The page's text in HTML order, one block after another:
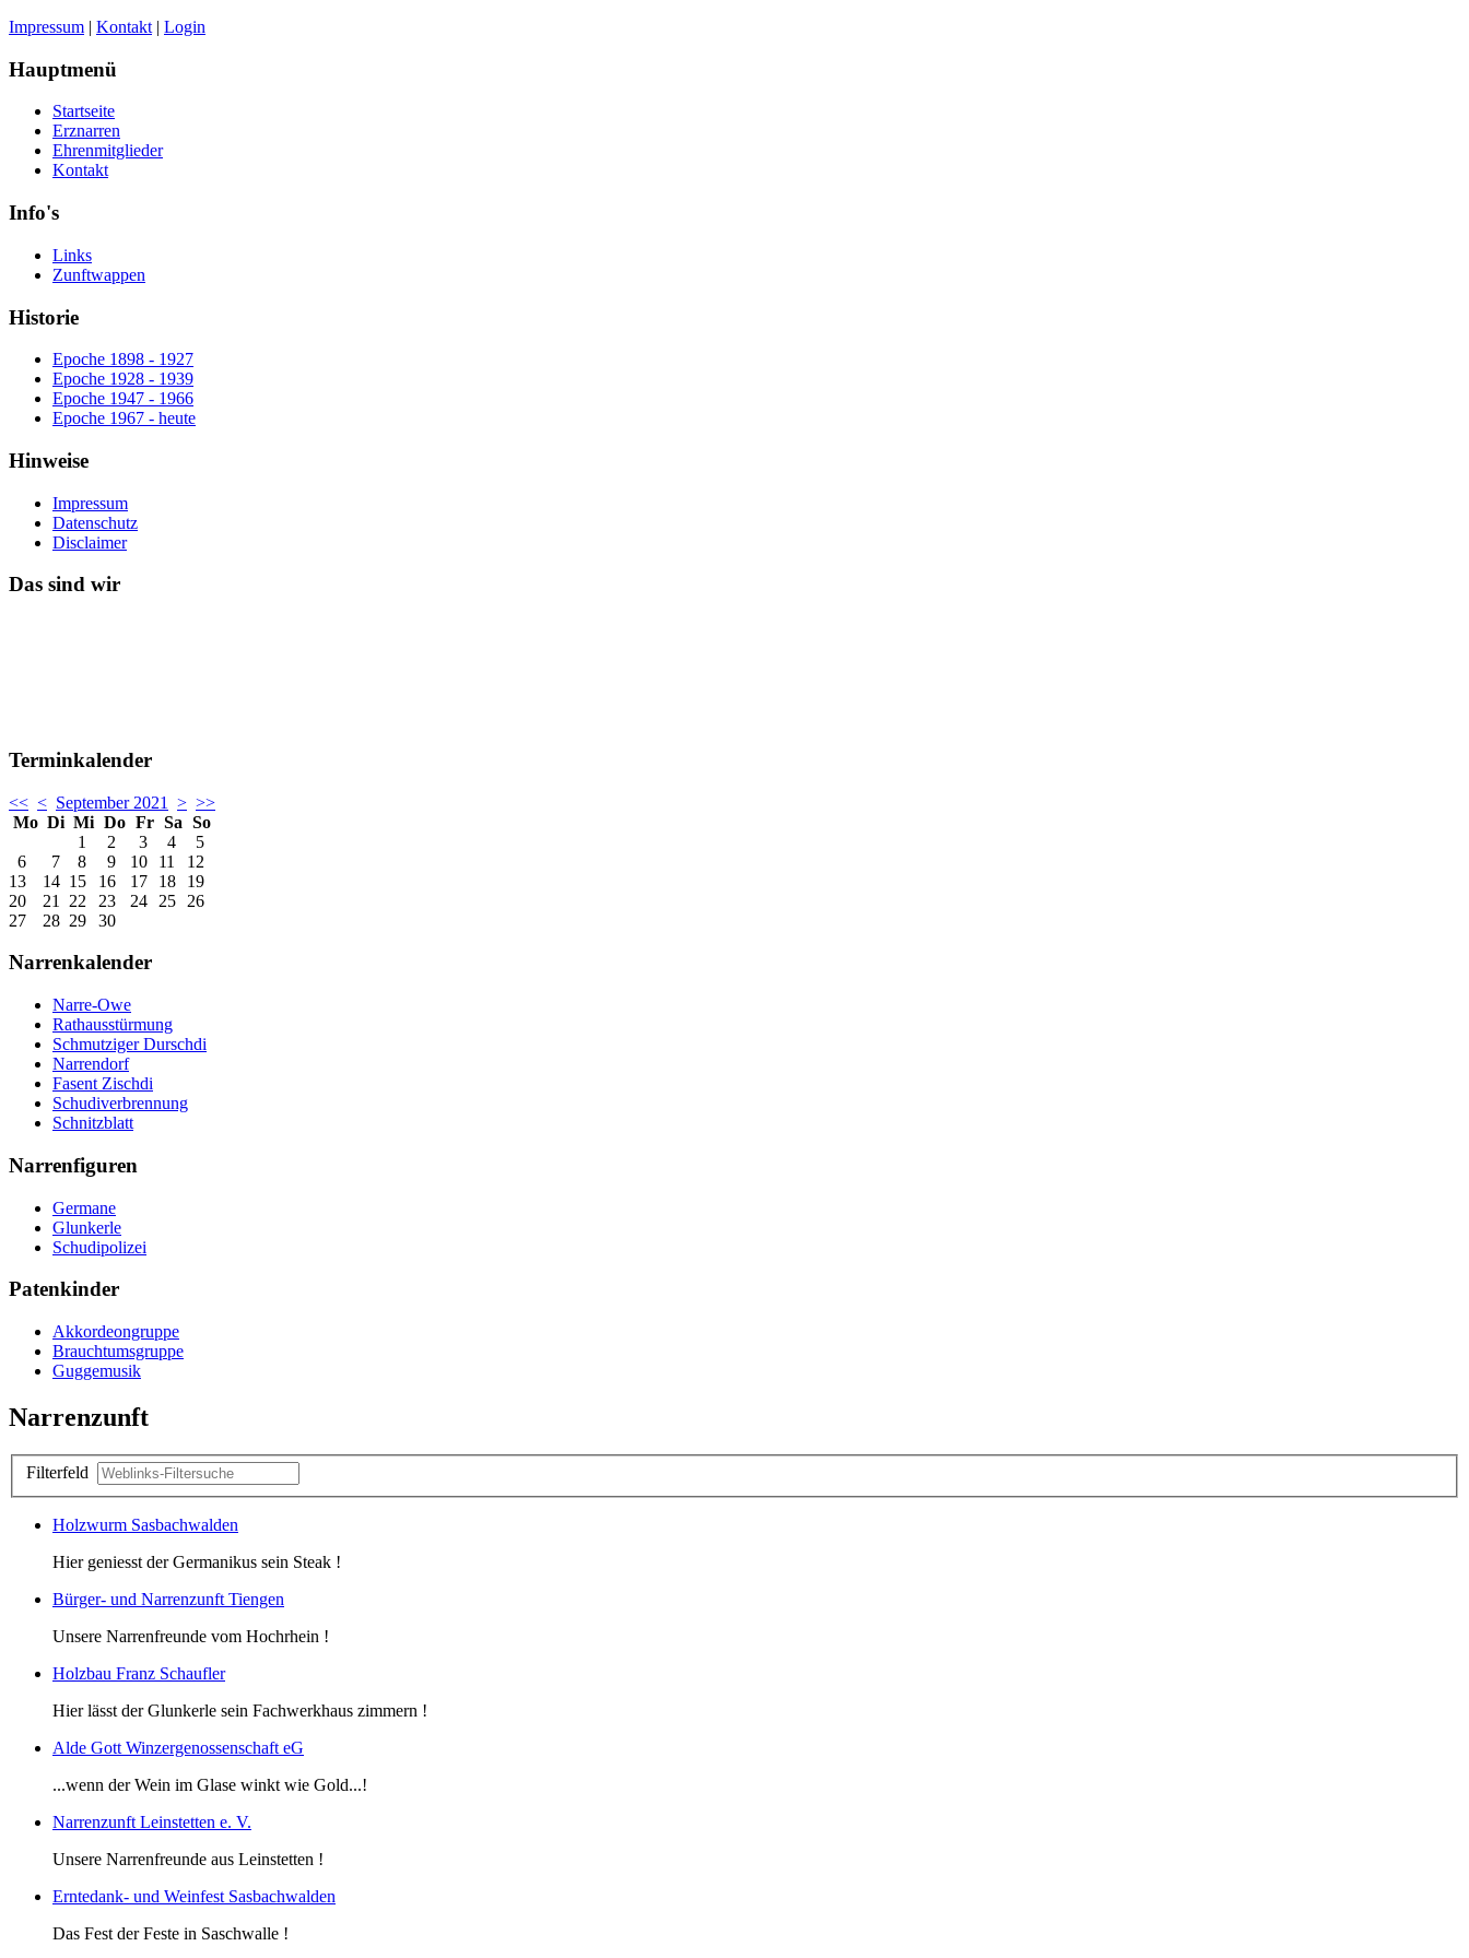
Impressum | Kontakt | Login
Hauptmenü
Startseite
Erznarren
Ehrenmitglieder
Kontakt
Info's
Links
Zunftwappen
Historie
Epoche 1898 - 1927
Epoche 1928 - 1939
Epoche 1947 - 1966
Epoche 1967 - heute
Hinweise
Impressum
Datenschutz
Disclaimer
Das sind wir
Terminkalender
<< < September 2021 > >>
Mo Di Mi Do Fr Sa So
1
2 3 4
5
6
7 8 9 10 11
12
13
14 15 16 17 18
19
20
21 22 23 24 25
26
27
28 29 30
Narrenkalender
Narre-Owe
Rathausstürmung
Schmutziger Durschdi
Narrendorf
Fasent Zischdi
Schudiverbrennung
Schnitzblatt
Narrenfiguren
Germane
Glunkerle
Schudipolizei
Patenkinder
Akkordeongruppe
Brauchtumsgruppe
Guggemusik
Narrenzunft
Filterfeld
Holzwurm Sasbachwalden
Hier geniesst der Germanikus sein Steak !
Bürger- und Narrenzunft Tiengen
Unsere Narrenfreunde vom Hochrhein !
Holzbau Franz Schaufler
Hier lässt der Glunkerle sein Fachwerkhaus zimmern !
Alde Gott Winzergenossenschaft eG
...wenn der Wein im Glase winkt wie Gold...!
Narrenzunft Leinstetten e. V.
Unsere Narrenfreunde aus Leinstetten !
Erntedank- und Weinfest Sasbachwalden
Das Fest der Feste in Saschwalle !